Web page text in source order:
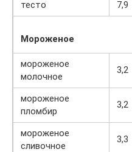
тесто 7,9
Мороженое
мороженое
молочное
3,2
мороженое
пломбир
3,2
мороженое
сливочное
3,3